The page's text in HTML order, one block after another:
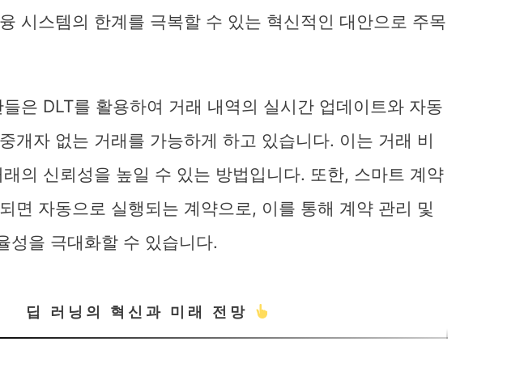
시스템의 한계를 극복할 수 있는 혁신적인 대안으로 주목
은 DLT를 활용하여 거래 내역의 실시간 업데이트와 자동
개자 없는 거래를 가능하게 하고 있습니다. 이는 거래 비
의 신뢰성을 높일 수 있는 방법입니다. 또한, 스마트 계약
면 자동으로 실행되는 계약으로, 이를 통해 계약 관리 및
성을 극대화할 수 있습니다.
딥 러닝의 혁신과 미래 전망